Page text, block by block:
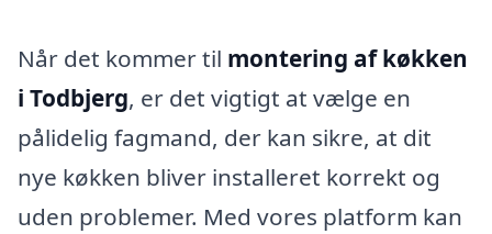
Når det kommer til montering af køkken
i Todbjerg, er det vigtigt at vælge en
pålidelig fagmand, der kan sikre, at dit
nye køkken bliver installeret korrekt og
uden problemer. Med vores platform kan